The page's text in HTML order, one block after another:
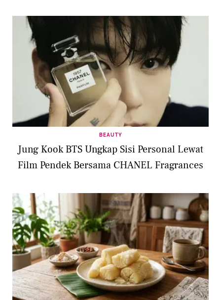
BEAUTY
Jung Kook BTS Ungkap Sisi Personal Lewat
Film Pendek Bersama CHANEL Fragrances